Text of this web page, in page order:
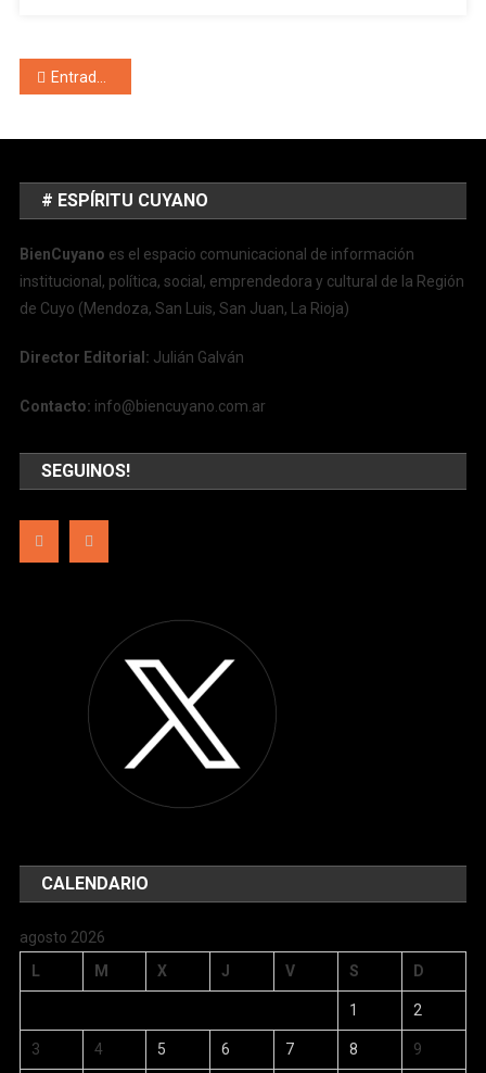
Navegación de entradas
Entradas anteriores
# ESPÍRITU CUYANO
BienCuyano es el espacio comunicacional de información
institucional, política, social, emprendedora y cultural de la Región
de Cuyo (Mendoza, San Luis, San Juan, La Rioja)
Director Editorial: Julián Galván
Contacto: info@biencuyano.com.ar
SEGUINOS!
CALENDARIO
agosto 2026
L
M X J V S D
1 2
3 4 5 6 7 8 9